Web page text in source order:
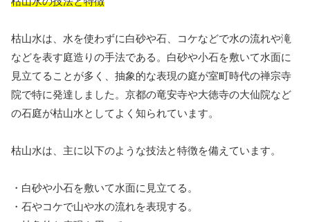
枯山水は、水を使わずに白砂や石、コケなどで水の流れや滝
などを表す庭造りの手法である。白砂や小石を敷いて水面に
見立てることが多く、抽象的な表現の庭が室町時代の禅宗寺
院で特に発達しました。京都の竜安寺や大徳寺の大仙院など
の石庭が枯山水としてよく知られています。
枯山水は、主に以下のような技法と特徴を備えています。
・白砂や小石を敷いて水面に見立てる。
・石やコケで山や水の流れを表現する。